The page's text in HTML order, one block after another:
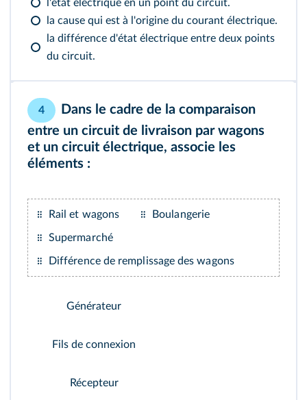
l'état électrique en un point du circuit.
la cause qui est à l'origine du courant électrique.
la différence d'état électrique entre deux points
du circuit.
4
Dans le cadre de la comparaison
entre un circuit de livraison par wagons
et un circuit électrique, associe les
éléments :
Rail et wagons Boulangerie
Supermarché
Différence de remplissage des wagons
Générateur
Fils de connexion
Récepteur